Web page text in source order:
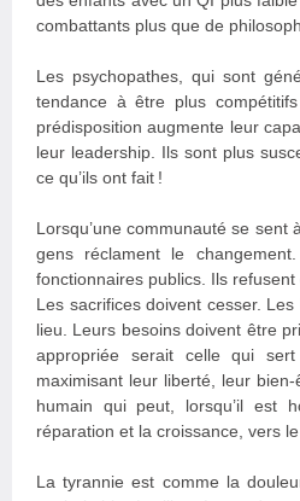
combattants plus que de
Les psychopathes, qui sont
tendance à être plus
prédisposition augmente leur
leur leadership. Ils sont plus
ce qu’ils ont fait !
Lorsqu’une communauté se
gens réclament le
fonctionnaires publics. Ils
Les sacrifices doivent cesser.
lieu. Leurs besoins doivent être
appropriée serait celle qui
maximisant leur liberté, leur
humain qui peut, lorsqu’il est
réparation et la croissance, vers
La tyrannie est comme la